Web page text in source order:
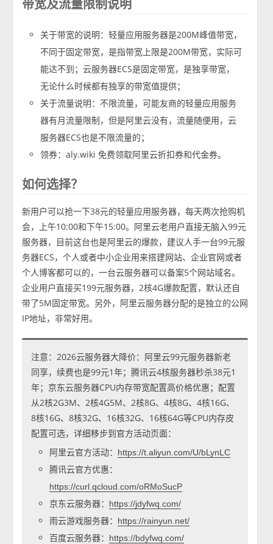
带宽及流量限制说明
关于带宽的说明：轻量应用服务器是200M峰值带宽，
不同于固定带宽，是指带宽上限是200M带宽，实际可
能达不到；云服务器ECS是固定带宽，是独享带宽，
无论什么时候都有独享的带宽值提供；
关于流量说明：不限流量，可能友商的轻量应用服务
器有月流量限制，但是阿里云没有，流量随便用，云
服务器ECS也是不限流量的；
领券：aly.wiki 免费领取阿里云折扣券和代金券。
如何选择？
新用户可以抢一下38元的轻量应用服务器，每天两次抢购机
会，上午10:00和下午15:00。阿里云老用户直接无脑入99元
服务器，目前这台也是阿里云的爆款，建议人手一台99元服
务器ECS，个人或者中小企业用来搭建网站、企业官网或者
个人博客都可以的，一台云服务器可以备案5个网站域名。
企业用户直接买199元服务器，2核4G爆款配置，默认还自
带了5M固定带宽。另外，阿里云服务器分配的是独立的公网
IP地址，非常好用。
注意：2026云服务器大降价：阿里云99元服务器新老
同享，续费也是99元1年；腾讯云4核服务器秒杀38元1
年；京东云服务器CPU内存带宽配置高价格优惠；配置
从2核2G3M、2核4G5M、2核8G、4核8G、4核16G、
8核16G、8核32G、16核32G、16核64G等CPU内存皮
配置可选，详细移步到官方活动页面：
阿里云官方活动：
https://t.aliyun.com/U/bLynLC
腾讯云官方优惠：
https://curl.qcloud.com/oRMoSucP
京东云服务器： https://jdyfwq.com/
雨云游戏服务器： https://rainyun.net/
百度云服务器： https://bdyfwq.com/